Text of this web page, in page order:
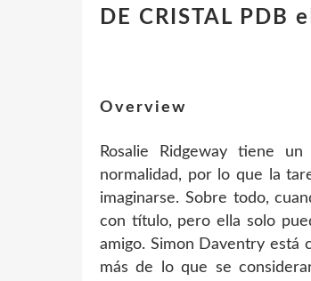
DE CRISTAL PDB
Overview
Rosalie Ridgeway tiene
normalidad, por lo que la
imaginarse. Sobre todo,
con título, pero ella solo
amigo. Simon Daventry está
más de lo que se